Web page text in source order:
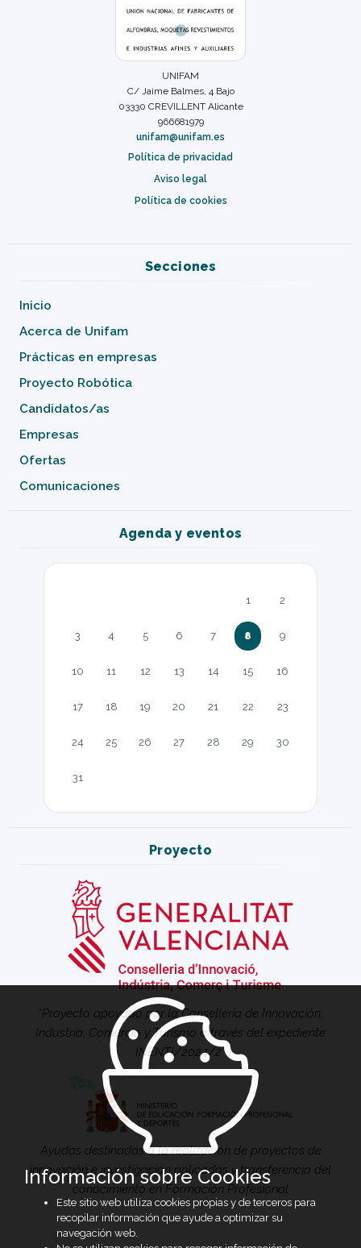
UNIFAM
C/ Jaime Balmes, 4 Bajo
03330 CREVILLENT Alicante
966681979
unifam@unifam.es
Política de privacidad
Aviso legal
Política de cookies
Secciones
Inicio
Acerca de Unifam
Prácticas en empresas
Proyecto Robótica
Candidatos/as
Empresas
Ofertas
Comunicaciones
Agenda y eventos
1 2
3 4 5 6 7 8 9
10 11 12 13 14 15 16
17 18 19 20 21 22 23
24 25 26 27 28 29 30
31
Proyecto
“Proyecto apoyado por la Consellería de Innovación,
Industria, Comercio y Turismo a través del expediente
INENTI/2024/2”
Ayudas destinadas a la realización de proyectos de
innovación e investigación aplicadas y transferencia del
conocimiento en Formación Profesional
Información sobre Cookies
Este sitio web utiliza cookies propias y de terceros para
recopilar información que ayude a optimizar su
navegación web.